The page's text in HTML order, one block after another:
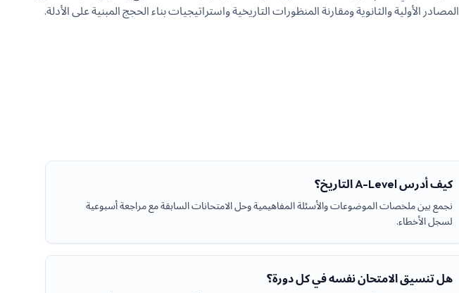
المصادر الأولية والثانوية ومقارنة المنظورات التاريخية واستراتيجيات بناء الحجج المبنية على الأدلة.
كيف أدرس A-Level التاريخ؟
نجمع بين ملخصات الموضوعات والأسئلة المفاهيمية وحل الامتحانات السابقة مع مراجعة أسبوعية
لسجل الأخطاء.
هل تنسيق الامتحان نفسه في كل دورة؟